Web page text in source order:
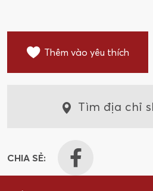
Thêm vào yêu thích
Tìm địa chỉ
CHIA SẺ: